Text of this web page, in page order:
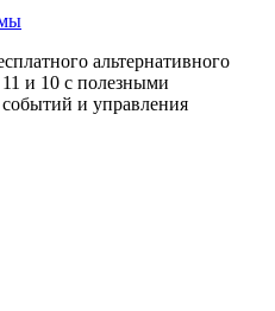
альтернативного
11 и 10 с полезными
и управления